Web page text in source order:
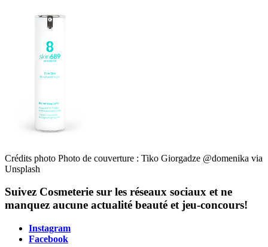
Crédits photo Photo de couverture : Tiko Giorgadze @domenika via
Unsplash
Suivez Cosmeterie sur les réseaux sociaux et ne
manquez aucune actualité beauté et jeu-concours!
Instagram
Facebook